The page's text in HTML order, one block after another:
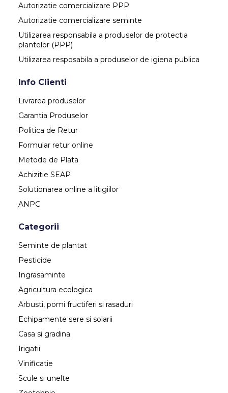
Autorizatie comercializare PPP
Autorizatie comercializare seminte
Utilizarea responsabila a produselor de protectia
plantelor (PPP)
Utilizarea resposabila a produselor de igiena publica
Info Clienti
Livrarea produselor
Garantia Produselor
Politica de Retur
Formular retur online
Metode de Plata
Achizitie SEAP
Solutionarea online a litigiilor
ANPC
Categorii
Seminte de plantat
Pesticide
Ingrasaminte
Agricultura ecologica
Arbusti, pomi fructiferi si rasaduri
Echipamente sere si solarii
Casa si gradina
Irigatii
Vinificatie
Scule si unelte